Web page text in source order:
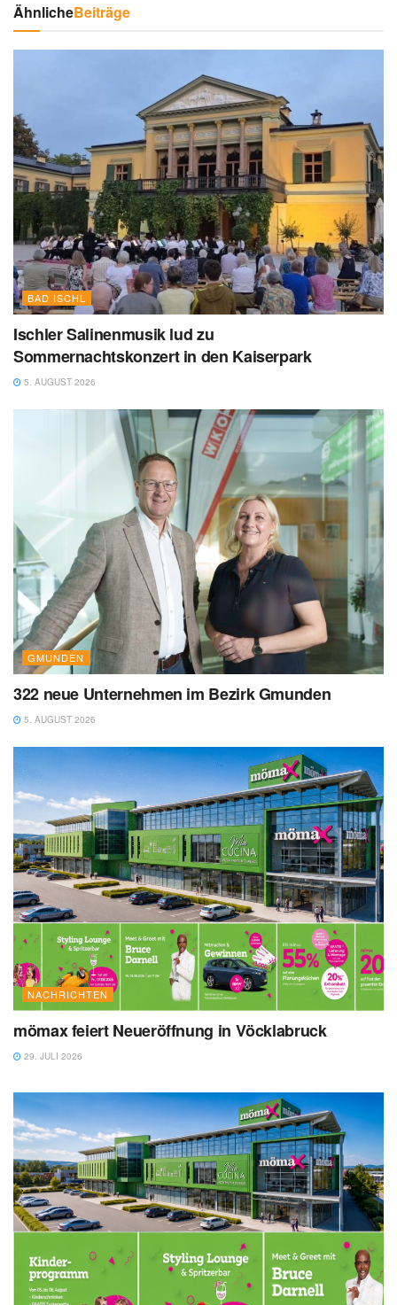
ÄhnlicheBeiträge
BAD ISCHL
Ischler Salinenmusik lud zu
Sommernachtskonzert in den Kaiserpark
5. AUGUST 2026
GMUNDEN
322 neue Unternehmen im Bezirk Gmunden
5. AUGUST 2026
NACHRICHTEN
mömax feiert Neueröffnung in Vöcklabruck
29. JULI 2026